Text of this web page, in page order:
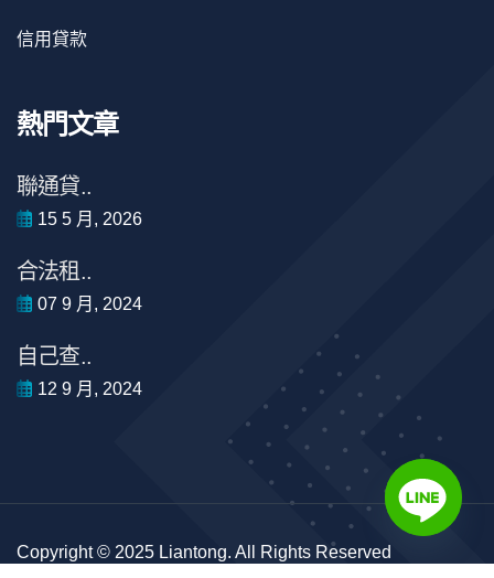
信用貸款
熱門文章
聯通貸..
15 5 月, 2026
合法租..
07 9 月, 2024
自己查..
12 9 月, 2024
Copyright © 2025 Liantong. All Rights Reserved